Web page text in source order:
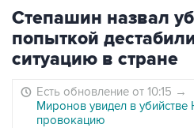
Степашин назвал
попыткой
ситуацию в стране
Есть обновление от 10:15 →
Миронов увидел в
провокацию